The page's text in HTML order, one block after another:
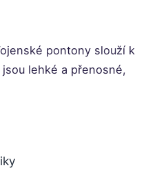
pontony slouží k
lehké a přenosné,